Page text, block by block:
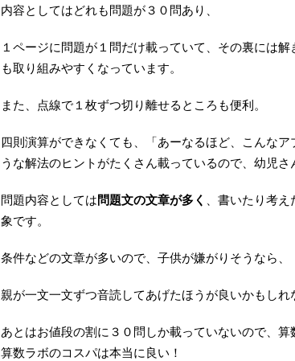
内容としてはどれも問題が３０問あり、
１ページに問題が１問だけ載っていて、その裏には
も取り組みやすくなっています。
また、点線で１枚ずつ切り離せるところも便利。
四則演算ができなくても、「あーなるほど、こんな
うな解法のヒントがたくさん載っているので、幼児さ
問題内容としては問題文の文章が多く 、書いたり考
象です。
条件などの文章が多いので、子供が嫌がりそうなら、
親が一文一文ずつ音読してあげたほうが良いかもしれ
あとはお値段の割に３０問しか載っていないので、算
算数ラボのコスパは本当に良い！